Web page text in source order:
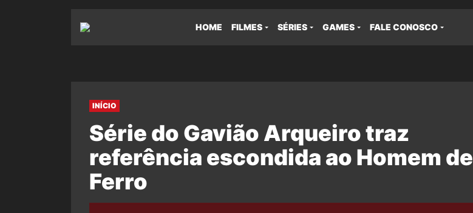
HOME FILMES SÉRIES GAMES FALE CONOSCO
INÍCIO
Série do Gavião Arqueiro traz
referência escondida ao Homem de
Ferro